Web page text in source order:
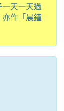
天一天過
作「晨鐘